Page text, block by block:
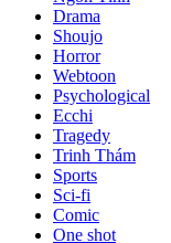
Drama
Shoujo
Horror
Webtoon
Psychological
Ecchi
Tragedy
Trinh Thám
Sports
Sci-fi
Comic
One shot